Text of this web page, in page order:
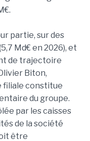
partie, sur des
Md€ en 2026), et
de trajectoire
Biton,
filiale constitue
du groupe.
par les caisses
de la société
être